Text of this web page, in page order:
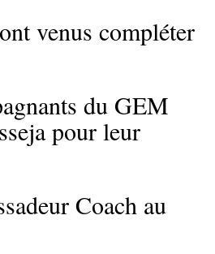
venus compléter
du GEM
pour leur
Coach au